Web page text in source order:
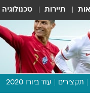
תיירות טכנולוגיה
תקצירים עוד ביורו 2020